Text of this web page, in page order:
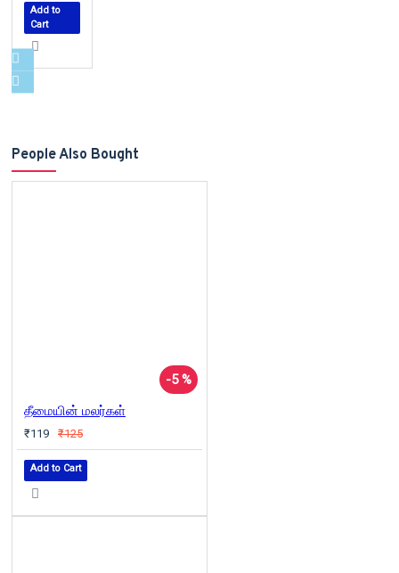
Add to
Cart
People Also Bought
-5 %
தீமையின் மலர்கள்
₹119 ₹125
Add to Cart